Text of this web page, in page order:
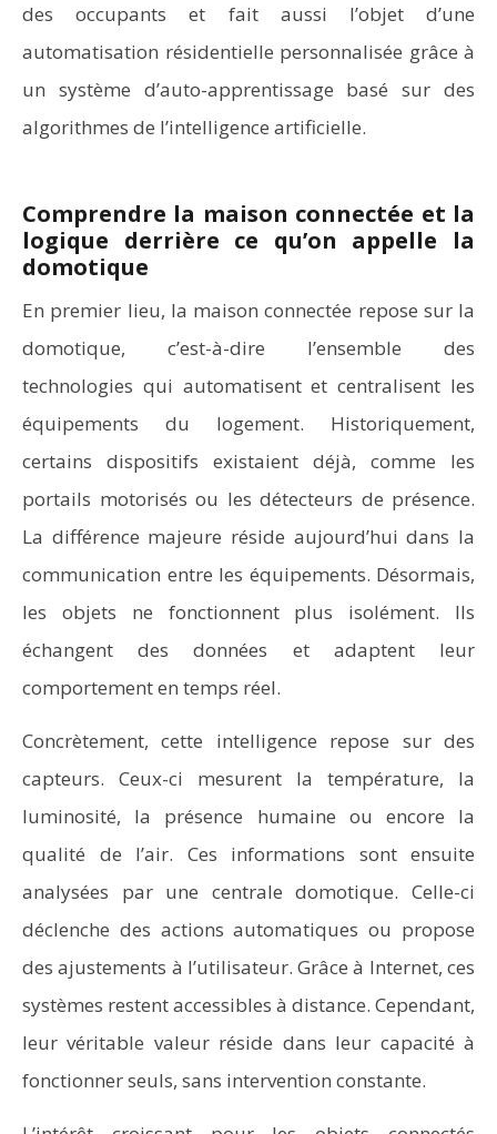
des occupants et fait aussi l’objet d’une
automatisation résidentielle personnalisée grâce à
un système d’auto-apprentissage basé sur des
algorithmes de l’intelligence artificielle.
Comprendre la maison connectée et la
logique derrière ce qu’on appelle la
domotique
En premier lieu, la maison connectée repose sur la
domotique, c’est-à-dire l’ensemble des
technologies qui automatisent et centralisent les
équipements du logement. Historiquement,
certains dispositifs existaient déjà, comme les
portails motorisés ou les détecteurs de présence.
La différence majeure réside aujourd’hui dans la
communication entre les équipements. Désormais,
les objets ne fonctionnent plus isolément. Ils
échangent des données et adaptent leur
comportement en temps réel.
Concrètement, cette intelligence repose sur des
capteurs. Ceux-ci mesurent la température, la
luminosité, la présence humaine ou encore la
qualité de l’air. Ces informations sont ensuite
analysées par une centrale domotique. Celle-ci
déclenche des actions automatiques ou propose
des ajustements à l’utilisateur. Grâce à Internet, ces
systèmes restent accessibles à distance. Cependant,
leur véritable valeur réside dans leur capacité à
fonctionner seuls, sans intervention constante.